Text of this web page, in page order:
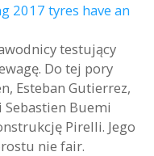
2017 tyres have an
testujący
Do tej pory
Esteban Gutierrez,
Sebastien Buemi
Pirelli. Jego
nie fair.